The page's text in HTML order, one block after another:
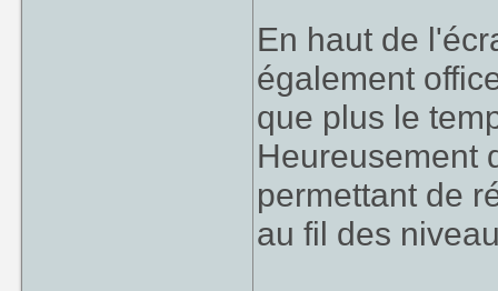
En haut de
également
que plus le
Heureusement
permettant de
au fil des